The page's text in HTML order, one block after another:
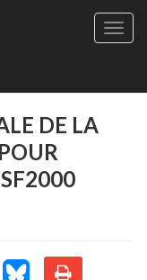
Site
DE LA